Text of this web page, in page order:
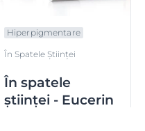
Hiperpigmentare
În Spatele Științei
În spatele
științei - Eucerin